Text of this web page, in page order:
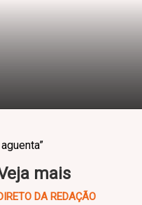
mais
DA REDAÇÃO